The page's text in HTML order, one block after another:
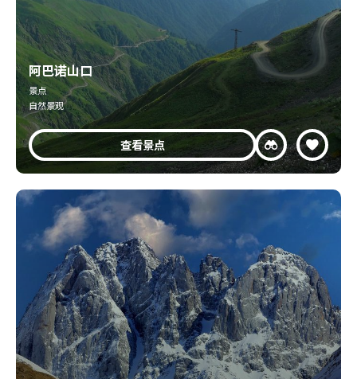
阿巴诺山口
景点
自然景观
查看景点